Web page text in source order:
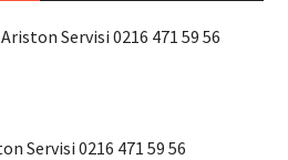
Servisi 0216 471 59 56
Servisi 0216 471 59 56